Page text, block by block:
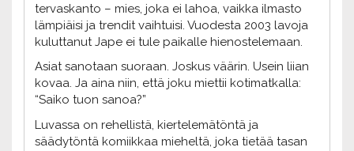
tervaskanto – mies, joka ei lahoa, vaikka ilmasto
lämpiäisi ja trendit vaihtuisi. Vuodesta 2003 lavoja
kuluttanut Jape ei tule paikalle hienostelemaan.
Asiat sanotaan suoraan. Joskus väärin. Usein liian
kovaa. Ja aina niin, että joku miettii kotimatkalla:
“Saiko tuon sanoa?”
Luvassa on rehellistä, kiertelemätöntä ja
säädytöntä komiikkaa mieheltä, joka tietää tasan